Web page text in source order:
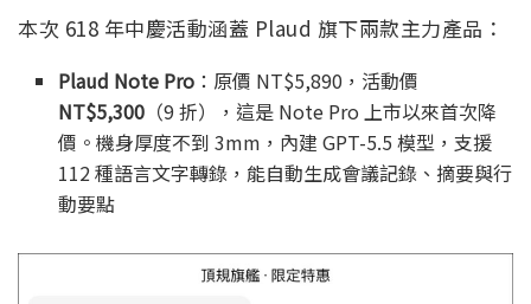
本次 618 年中慶活動涵蓋 Plaud 旗下兩款主力產品：
Plaud Note Pro ：原價 NT$5,890，活動價
NT$5,300 （9 折），這是 Note Pro 上市以來首次降
價。機身厚度不到 3mm，內建 GPT-5.5 模型，支援
112 種語言文字轉錄，能自動生成會議記錄、摘要與行
動要點